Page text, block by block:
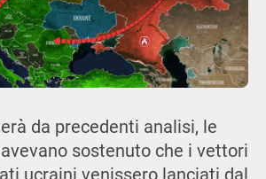
da precedenti analisi, le
sostenuto che i vettori